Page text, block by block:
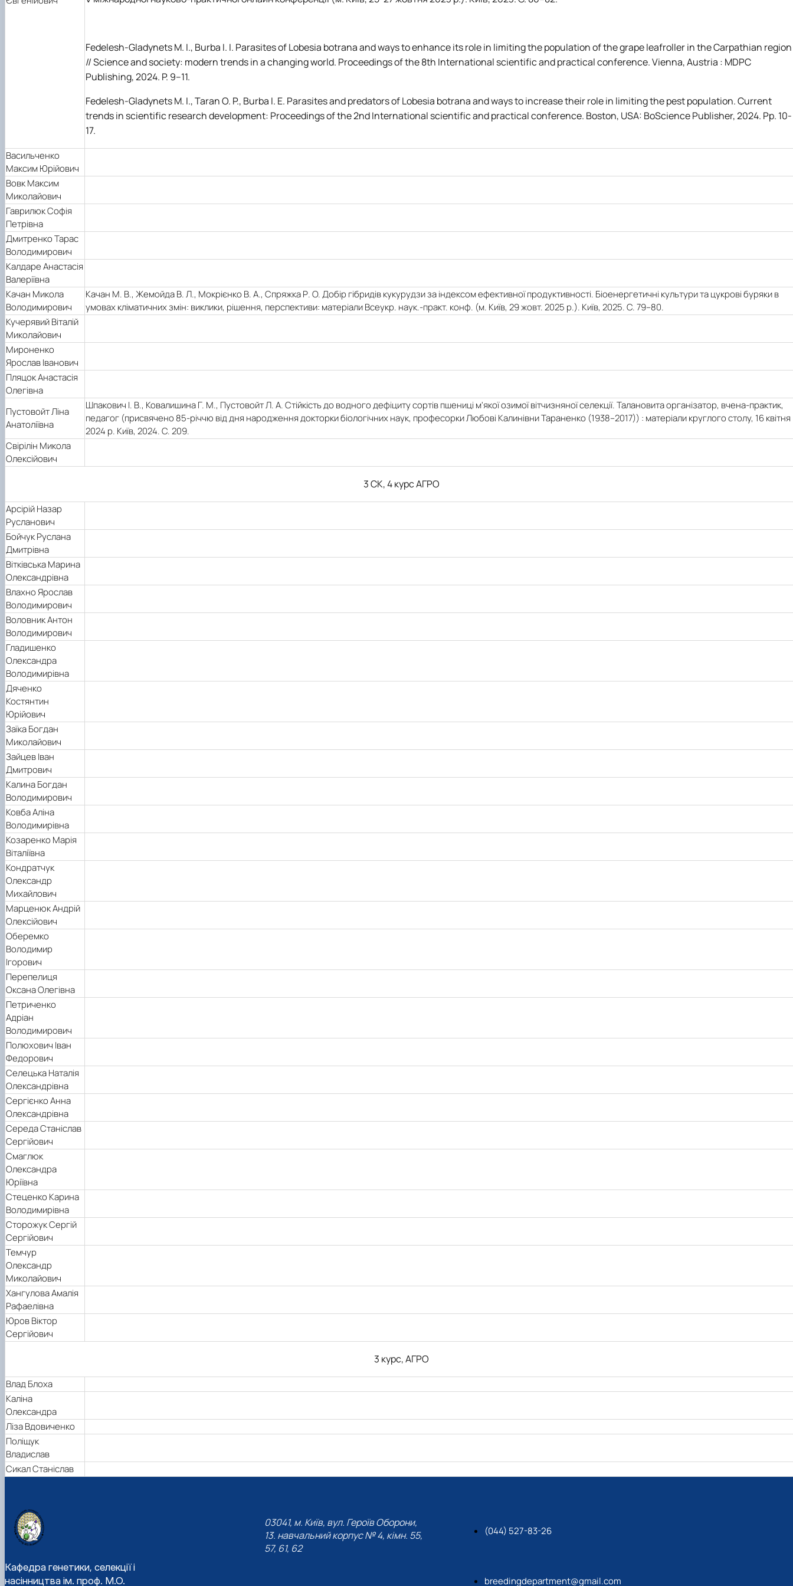
Fedelesh-Gladynets M. I., Burba I. I. Parasites of Lobesia botrana and ways to enhance its role in limiting the population of the grape leafroller in the Carpathian region
// Science and society: modern trends in a changing world. Proceedings of the 8th International scientific and practical conference. Vienna, Austria : MDPC
Publishing, 2024. P. 9–11.
Fedelesh-Gladynets M. I., Taran O. P., Burba I. E. Parasites and predators of Lobesia botrana and ways to increase their role in limiting the pest population. Current
trends in scientific research development: Proceedings of the 2nd International scientific and practical conference. Boston, USA: BoScience Publisher, 2024. Pp. 10-
17.
Васильченко
Максим Юрійович
Вовк Максим
Миколайович
Гаврилюк Софія
Петрівна
Дмитренко Тарас
Володимирович
Калдаре Анастасія
Валеріївна
Качан Микола
Володимирович
Качан М. В., Жемойда В. Л., Мокрієнко В. А., Спряжка Р. О. Добір гібридів кукурудзи за індексом ефективної продуктивності. Біоенергетичні культури та цукрові буряки в
умовах кліматичних змін: виклики, рішення, перспективи: матеріали Всеукр. наук.-практ. конф. (м. Київ, 29 жовт. 2025 р.). Київ, 2025. С. 79–80.
Кучерявий Віталій
Миколайович
Мироненко
Ярослав Іванович
Пляцок Анастасія
Олегівна
Пустовойт Ліна
Анатоліївна
Шпакович І. В., Ковалишина Г. М., Пустовойт Л. А. Стійкість до водного дефіциту сортів пшениці м'якої озимої вітчизняної селекції. Талановита організатор, вчена-практик,
педагог (присвячено 85-річчю від дня народження докторки біологічних наук, професорки Любові Калинівни Тараненко (1938–2017)) : матеріали круглого столу, 16 квітня
2024 р. Київ, 2024. С. 209.
Свірілін Микола
Олексійович
3 СК, 4 курс АГРО
Арсірій Назар
Русланович
Бойчук Руслана
Дмитрівна
Вітківська Марина
Олександрівна
Влахно Ярослав
Володимирович
Воловник Антон
Володимирович
Гладишенко
Олександра
Володимирівна
Дяченко
Костянтин
Юрійович
Заїка Богдан
Миколайович
Зайцев Іван
Дмитрович
Калина Богдан
Володимирович
Ковба Аліна
Володимирівна
Козаренко Марія
Віталіївна
Кондратчук
Олександр
Михайлович
Марценюк Андрій
Олексійович
Оберемко
Володимир
Ігорович
Перепелиця
Оксана Олегівна
Петриченко
Адріан
Володимирович
Полюхович Іван
Федорович
Селецька Наталія
Олександрівна
Сергієнко Анна
Олександрівна
Середа Станіслав
Сергійович
Смаглюк
Олександра
Юріївна
Стеценко Карина
Володимирівна
Сторожук Сергій
Сергійович
Темчур
Олександр
Миколайович
Хангулова Амалія
Рафаелівна
Юров Віктор
Сергійович
3 курс, АГРО
Влад Блоха
Каліна
Олександра
Ліза Вдовиченко
Поліщук
Владислав
Сикал Станіслав
Кафедра генетики, селекції і
насінництва ім. проф. М.О.
03041, м. Київ, вул. Героїв Оборони,
13. навчальний корпус № 4, кімн. 55,
57, 61, 62
(044) 527-83-26
breedingdepartment@gmail.com